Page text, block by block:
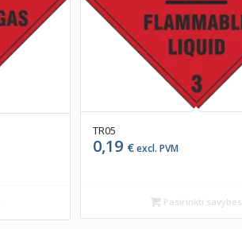
TR05
0,19 €excl. PVM
Pasirinkti savybes